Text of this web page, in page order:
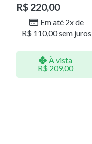
R$ 220,00
Em até 2x de
R$ 110,00sem juros
À vista
R$ 209,00